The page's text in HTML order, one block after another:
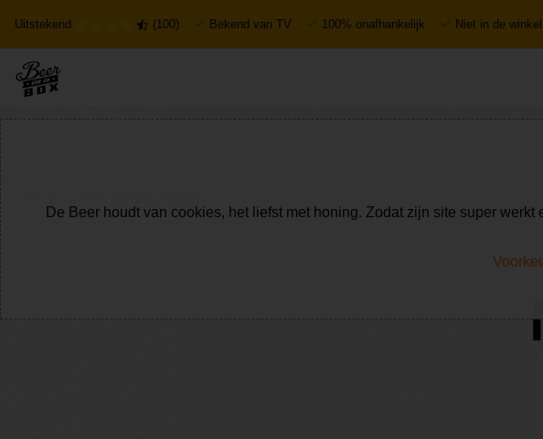
Uitstekend (100) Bekend van TV 100% onafhankelijk Niet in de
De Beer houdt van cookies, het liefst met honing. Zodat zijn site super